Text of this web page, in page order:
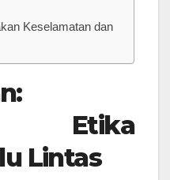
Keselamatan dan
Etika
Lintas